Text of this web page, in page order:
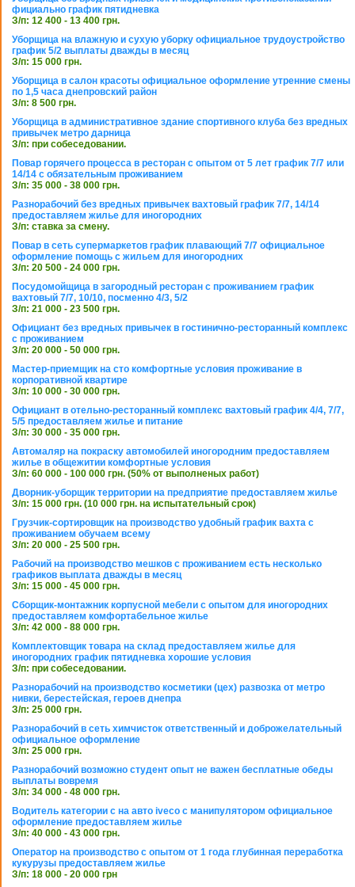
фициально график пятидневка
З/п: 12 400 - 13 400 грн.
Уборщица на влажную и сухую уборку официальное трудоустройство
график 5/2 выплаты дважды в месяц
З/п: 15 000 грн.
Уборщица в салон красоты официальное оформление утренние смены
по 1,5 часа днепровский район
З/п: 8 500 грн.
Уборщица в административное здание спортивного клуба без вредных
привычек метро дарница
З/п: при собеседовании.
Повар горячего процесса в ресторан с опытом от 5 лет график 7/7 или
14/14 с обязательным проживанием
З/п: 35 000 - 38 000 грн.
Разнорабочий без вредных привычек вахтовый график 7/7, 14/14
предоставляем жилье для иногородних
З/п: ставка за смену.
Повар в сеть супермаркетов график плавающий 7/7 официальное
оформление помощь с жильем для иногородних
З/п: 20 500 - 24 000 грн.
Посудомойщица в загородный ресторан с проживанием график
вахтовый 7/7, 10/10, посменно 4/3, 5/2
З/п: 21 000 - 23 500 грн.
Официант без вредных привычек в гостинично-ресторанный комплекс
с проживанием
З/п: 20 000 - 50 000 грн.
Мастер-приемщик на сто комфортные условия проживание в
корпоративной квартире
З/п: 10 000 - 30 000 грн.
Официант в отельно-ресторанный комплекс вахтовый график 4/4, 7/7,
5/5 предоставляем жилье и питание
З/п: 30 000 - 35 000 грн.
Автомаляр на покраску автомобилей иногородним предоставляем
жилье в общежитии комфортные условия
З/п: 60 000 - 100 000 грн. (50% от выполненых работ)
Дворник-уборщик территории на предприятие предоставляем жилье
З/п: 15 000 грн. (10 000 грн. на испытательный срок)
Грузчик-сортировщик на производство удобный график вахта с
проживанием обучаем всему
З/п: 20 000 - 25 500 грн.
Рабочий на производство мешков с проживанием есть несколько
графиков выплата дважды в месяц
З/п: 15 000 - 45 000 грн.
Сборщик-монтажник корпусной мебели с опытом для иногородних
предоставляем комфортабельное жилье
З/п: 42 000 - 88 000 грн.
Комплектовщик товара на склад предоставляем жилье для
иногородних график пятидневка хорошие условия
З/п: при собеседовании.
Разнорабочий на производство косметики (цех) развозка от метро
нивки, берестейская, героев днепра
З/п: 25 000 грн.
Разнорабочий в сеть химчисток ответственный и доброжелательный
официальное оформление
З/п: 25 000 грн.
Разнорабочий возможно студент опыт не важен бесплатные обеды
выплаты вовремя
З/п: 34 000 - 48 000 грн.
Водитель категории с на авто iveco с манипулятором официальное
оформление предоставляем жилье
З/п: 40 000 - 43 000 грн.
Оператор на производство с опытом от 1 года глубинная переработка
кукурузы предоставляем жилье
З/п: 18 000 - 20 000 грн